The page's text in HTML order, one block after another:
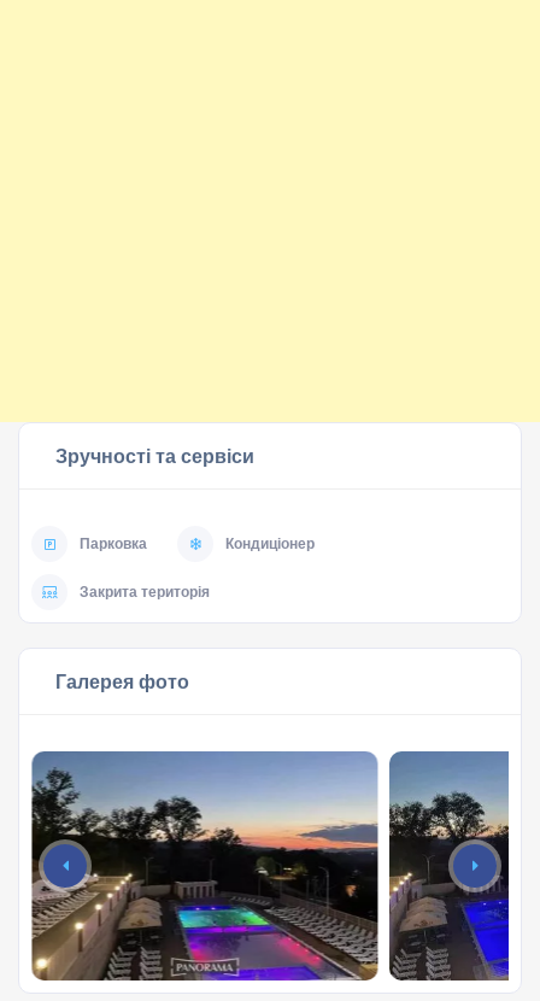
Зручності та сервіси
Парковка Кондиціонер
Закрита територія
Галерея фото